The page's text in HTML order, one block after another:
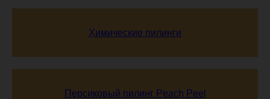
Химические пилинги
Персиковый пилинг Peach Peel